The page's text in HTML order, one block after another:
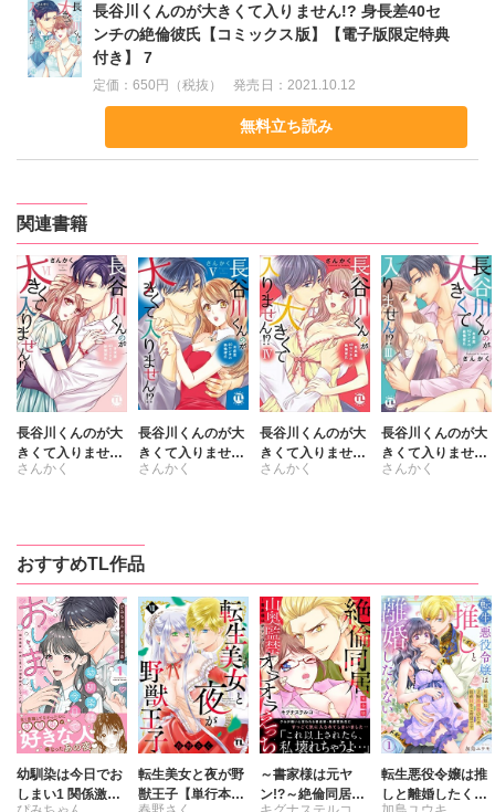
長谷川くんのが大きくて入りません!? 身長差40セ
ンチの絶倫彼氏【コミックス版】【電子版限定特典
付き】 7
定価：650円（税抜） 発売日： 2021.10.12
無料立ち読み
関連書籍
長谷川くんのが大
きくて入りませ
ん!? 身長差40セ
付き】 6
さんかく
長谷川くんのが大
きくて入りませ
ん!? 身長差40セ
付き】 5
さんかく
長谷川くんのが大
きくて入りませ
ん!? 身長差40セ
さんかく
長谷川くんのが大
きくて入りませ
ん!? 身長差40セ
さんかく
おすすめTL作品
幼馴染は今日でお
しまい1 関係激
転生美女と夜が野
獣王子【単行本
～書家様は元ヤ
ン!?～絶倫同居
転生悪役令嬢は推
しと離婚したくな